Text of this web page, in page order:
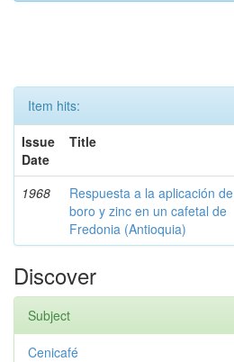
Item hits:
Issue
Date
Title
1968
Respuesta a la aplicación de
boro y zinc en un cafetal de
Fredonia (Antioquia)
Discover
Subject
Cenicafé